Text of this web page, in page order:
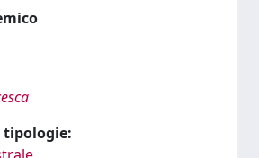
tipologie: